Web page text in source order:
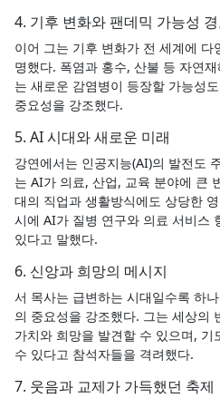
4. 기후 변화와 팬데믹 가능성
이어 그는 기후 변화가 전 세계에 다
명했다. 폭염과 홍수, 산불 등 자연
는 새로운 감염병이 등장할 가능성
중요성을 강조했다.
5. AI 시대와 새로운 미래
강연에서는 인공지능(AI)의 발전도
는 AI가 의료, 산업, 교육 분야에 큰
대의 직업과 생활방식에도 상당한
시에 AI가 질병 연구와 의료 서비스
있다고 말했다.
6. 신앙과 희망의 메시지
서 목사는 급변하는 시대일수록 하
의 중요성을 강조했다. 그는 세상의
가치와 희망을 발견할 수 있으며,
수 있다고 참석자들을 격려했다.
7. 웃음과 교제가 가득했던 축제